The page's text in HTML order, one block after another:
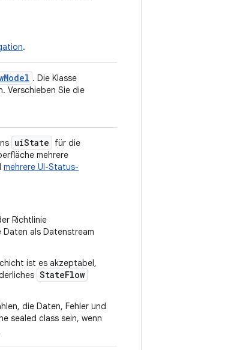
.
. Die Klasse
Verschieben Sie die
uiState
für die
mehrere
mehrere UI-Status-
Richtlinie
Daten als Datenstream
ist es akzeptabel,
StateFlow
die Daten, Fehler und
sealed class sein, wenn